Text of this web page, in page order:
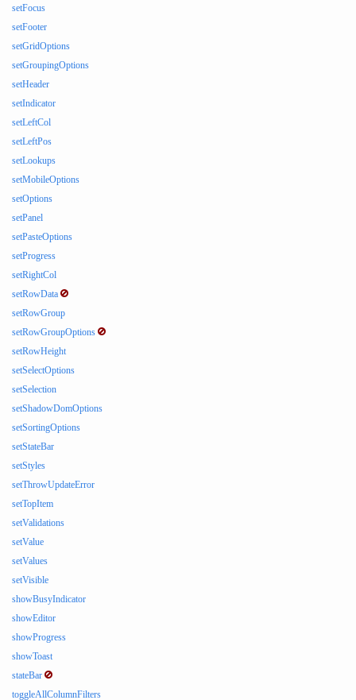
setFocus
setFooter
setGridOptions
setGroupingOptions
setHeader
setIndicator
setLeftCol
setLeftPos
setLookups
setMobileOptions
setOptions
setPanel
setPasteOptions
setProgress
setRightCol
setRowData
setRowGroup
setRowGroupOptions
setRowHeight
setSelectOptions
setSelection
setShadowDomOptions
setSortingOptions
setStateBar
setStyles
setThrowUpdateError
setTopItem
setValidations
setValue
setValues
setVisible
showBusyIndicator
showEditor
showProgress
showToast
stateBar
toggleAllColumnFilters